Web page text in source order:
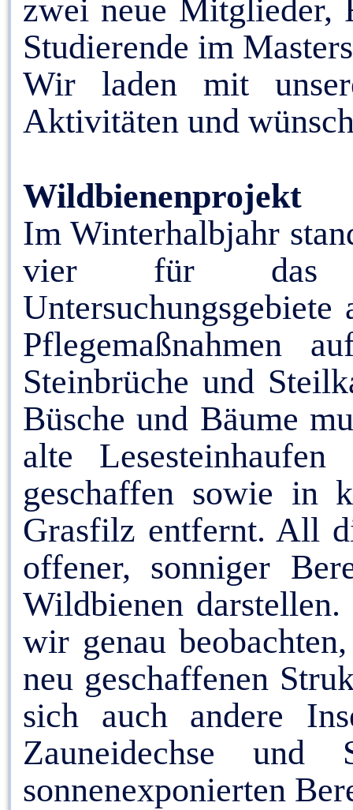
zwei neue Mitglieder,
Studierende im
Wir laden mit
Aktivitäten und
Wildbienenprojekt
Im Winterhalbjahr
vier für das
Pflegemaßnahmen
Steinbrüche und
Büsche und Bäume
alte
geschaffen sowie in
Grasfilz entfernt. All
offener, sonniger
Wildbienen
wir genau
neu geschaffenen
sich auch andere
Zauneidechse und
sonnenexponierten